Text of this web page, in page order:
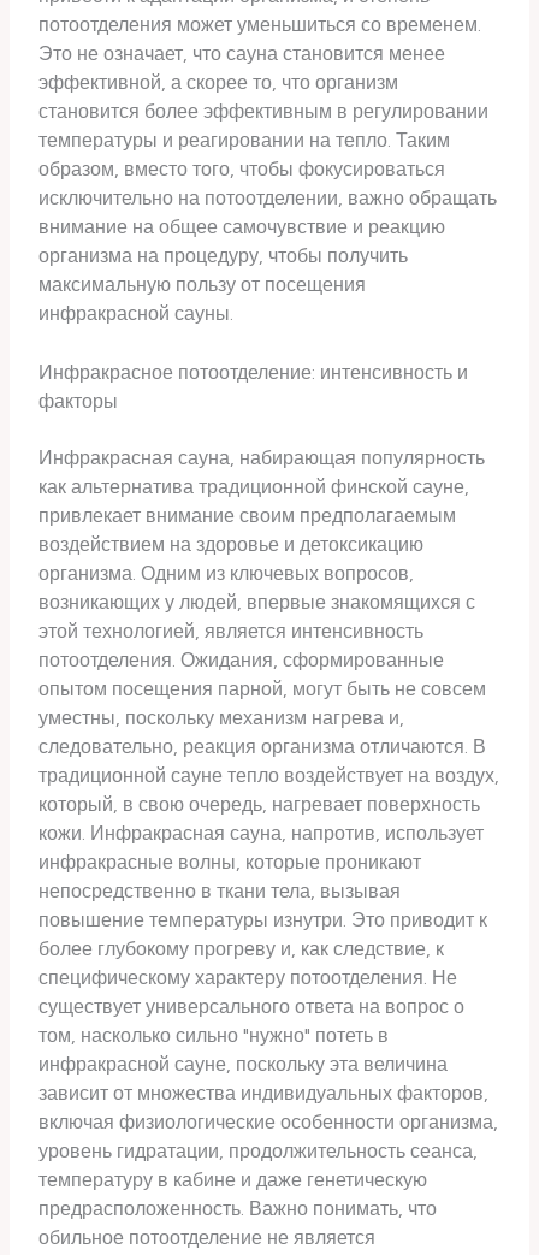
потоотделения может уменьшиться со временем.
Это не означает, что сауна становится менее
эффективной, а скорее то, что организм
становится более эффективным в регулировании
температуры и реагировании на тепло. Таким
образом, вместо того, чтобы фокусироваться
исключительно на потоотделении, важно обращать
внимание на общее самочувствие и реакцию
организма на процедуру, чтобы получить
максимальную пользу от посещения
инфракрасной сауны.
Инфракрасное потоотделение: интенсивность и
факторы
Инфракрасная сауна, набирающая популярность
как альтернатива традиционной финской сауне,
привлекает внимание своим предполагаемым
воздействием на здоровье и детоксикацию
организма. Одним из ключевых вопросов,
возникающих у людей, впервые знакомящихся с
этой технологией, является интенсивность
потоотделения. Ожидания, сформированные
опытом посещения парной, могут быть не совсем
уместны, поскольку механизм нагрева и,
следовательно, реакция организма отличаются. В
традиционной сауне тепло воздействует на воздух,
который, в свою очередь, нагревает поверхность
кожи. Инфракрасная сауна, напротив, использует
инфракрасные волны, которые проникают
непосредственно в ткани тела, вызывая
повышение температуры изнутри. Это приводит к
более глубокому прогреву и, как следствие, к
специфическому характеру потоотделения. Не
существует универсального ответа на вопрос о
том, насколько сильно "нужно" потеть в
инфракрасной сауне, поскольку эта величина
зависит от множества индивидуальных факторов,
включая физиологические особенности организма,
уровень гидратации, продолжительность сеанса,
температуру в кабине и даже генетическую
предрасположенность. Важно понимать, что
обильное потоотделение не является